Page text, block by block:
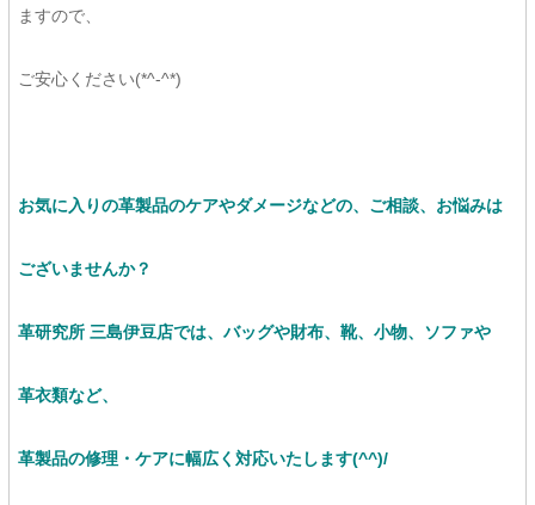
ますので、
ご安心ください(*^-^*)
お気に入りの革製品のケアやダメージなどの、ご相談、お悩みは
ございませんか？
革研究所 三島伊豆店では、バッグや財布、靴、小物、ソファや
革衣類など、
革製品の修理・ケアに幅広く対応いたします(^^)/